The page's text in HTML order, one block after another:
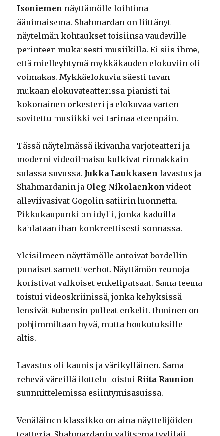
Isoniemen näyttämölle loihtima
äänimaisema. Shahmardan on liittänyt
näytelmän kohtaukset toisiinsa vaudeville-
perinteen mukaisesti musiikilla. Ei siis ihme,
että mielleyhtymä mykkäkauden elokuviin oli
voimakas. Mykkäelokuvia säesti tavan
mukaan elokuvateatterissa pianisti tai
kokonainen orkesteri ja elokuvaa varten
sovitettu musiikki vei tarinaa eteenpäin.
Tässä näytelmässä ikivanha varjoteatteri ja
moderni videoilmaisu kulkivat rinnakkain
sulassa sovussa. Jukka Laukkasen lavastus ja
Shahmardanin ja Oleg Nikolaenkon videot
alleviivasivat Gogolin satiirin luonnetta.
Pikkukaupunki on idylli, jonka kaduilla
kahlataan ihan konkreettisesti sonnassa.
Yleisilmeen näyttämölle antoivat bordellin
punaiset samettiverhot. Näyttämön reunoja
koristivat valkoiset enkelipatsaat. Sama teema
toistui videoskriinissä, jonka kehyksissä
lensivät Rubensin pulleat enkelit. Ihminen on
pohjimmiltaan hyvä, mutta houkutuksille
altis.
Lavastus oli kaunis ja värikylläinen. Sama
rehevä väreillä ilottelu toistui Riita Raunion
suunnittelemissa esiintymisasuissa.
Venäläinen klassikko on aina näyttelijöiden
teatteria. Shahmardanin valitsema tyylilaji